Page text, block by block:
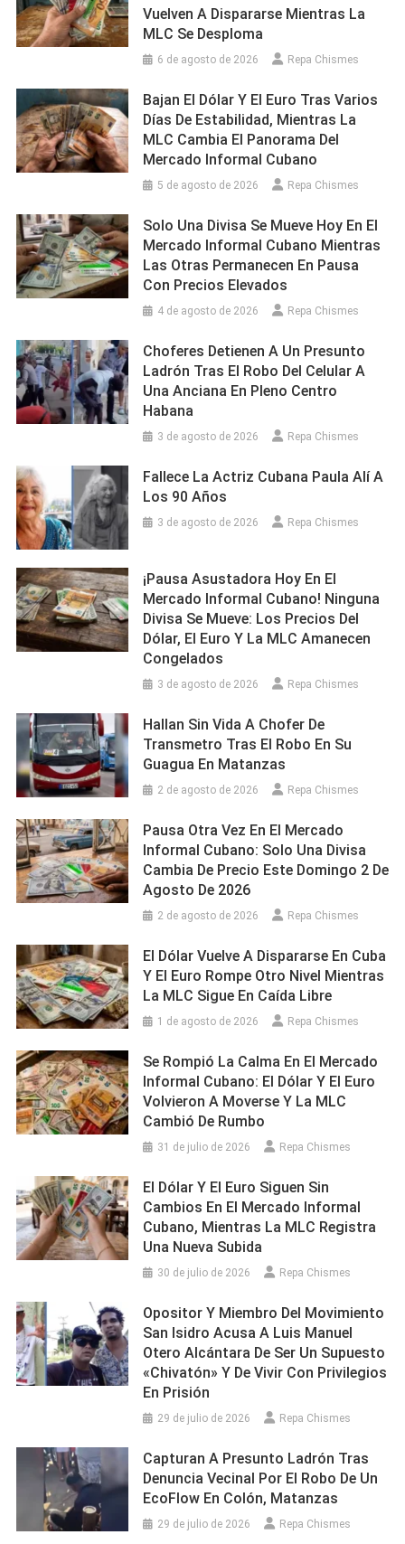
Vuelven A Dispararse Mientras La
MLC Se Desploma
6 de agosto de 2026 Repa Chismes
Bajan El Dólar Y El Euro Tras Varios
Días De Estabilidad, Mientras La
MLC Cambia El Panorama Del
Mercado Informal Cubano
5 de agosto de 2026 Repa Chismes
Solo Una Divisa Se Mueve Hoy En El
Mercado Informal Cubano Mientras
Las Otras Permanecen En Pausa
Con Precios Elevados
4 de agosto de 2026 Repa Chismes
Choferes Detienen A Un Presunto
Ladrón Tras El Robo Del Celular A
Una Anciana En Pleno Centro
Habana
3 de agosto de 2026 Repa Chismes
Fallece La Actriz Cubana Paula Alí A
Los 90 Años
3 de agosto de 2026 Repa Chismes
¡Pausa Asustadora Hoy En El
Mercado Informal Cubano! Ninguna
Divisa Se Mueve: Los Precios Del
Dólar, El Euro Y La MLC Amanecen
Congelados
3 de agosto de 2026 Repa Chismes
Hallan Sin Vida A Chofer De
Transmetro Tras El Robo En Su
Guagua En Matanzas
2 de agosto de 2026 Repa Chismes
Pausa Otra Vez En El Mercado
Informal Cubano: Solo Una Divisa
Cambia De Precio Este Domingo 2 De
Agosto De 2026
2 de agosto de 2026 Repa Chismes
El Dólar Vuelve A Dispararse En Cuba
Y El Euro Rompe Otro Nivel Mientras
La MLC Sigue En Caída Libre
1 de agosto de 2026 Repa Chismes
Se Rompió La Calma En El Mercado
Informal Cubano: El Dólar Y El Euro
Volvieron A Moverse Y La MLC
Cambió De Rumbo
31 de julio de 2026 Repa Chismes
El Dólar Y El Euro Siguen Sin
Cambios En El Mercado Informal
Cubano, Mientras La MLC Registra
Una Nueva Subida
30 de julio de 2026 Repa Chismes
Opositor Y Miembro Del Movimiento
San Isidro Acusa A Luis Manuel
Otero Alcántara De Ser Un Supuesto
«chivatón» Y De Vivir Con Privilegios
En Prisión
29 de julio de 2026 Repa Chismes
Capturan A Presunto Ladrón Tras
Denuncia Vecinal Por El Robo De Un
EcoFlow En Colón, Matanzas
29 de julio de 2026 Repa Chismes